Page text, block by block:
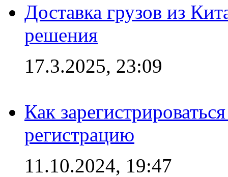
Доставка грузов из
решения
17.3.2025, 23:09
Как
регистрацию
11.10.2024, 19:47